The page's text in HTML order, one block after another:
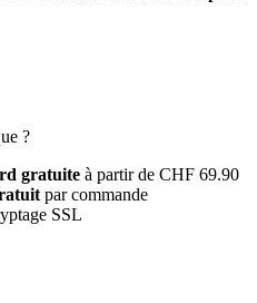
?
gratuite à partir de CHF 69.90
par commande
SSL